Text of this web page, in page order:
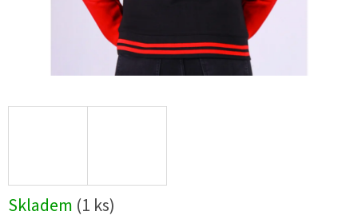
Skladem (1 ks)